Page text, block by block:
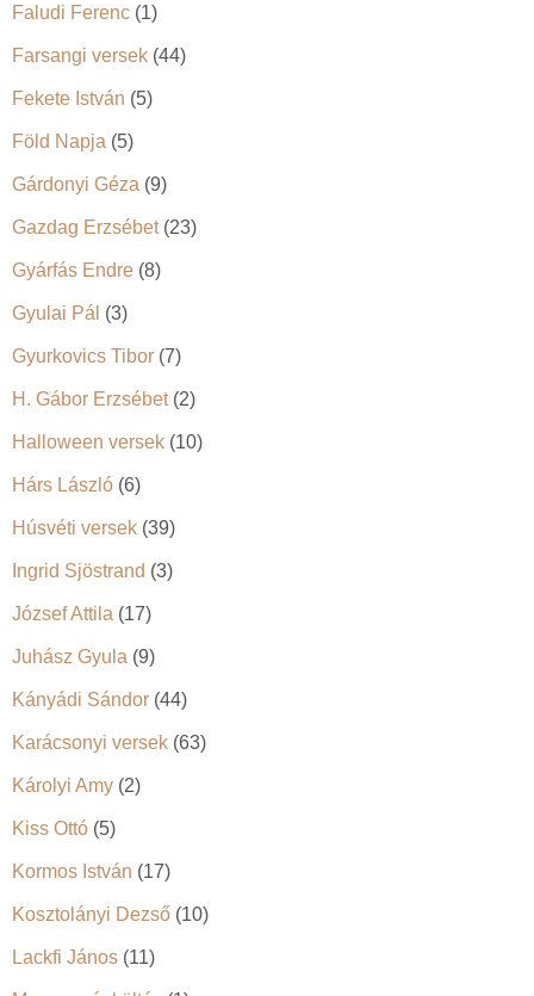
Faludi Ferenc (1)
Farsangi versek (44)
Fekete István (5)
Föld Napja (5)
Gárdonyi Géza (9)
Gazdag Erzsébet(23)
Gyárfás Endre (8)
Gyulai Pál (3)
Gyurkovics Tibor (7)
H. Gábor Erzsébet(2)
Halloween versek (10)
Hárs László (6)
Húsvéti versek (39)
Ingrid Sjöstrand (3)
József Attila (17)
Juhász Gyula (9)
Kányádi Sándor (44)
Karácsonyi versek (63)
Károlyi Amy (2)
Kiss Ottó (5)
Kormos István (17)
Kosztolányi Dezső (10)
Lackfi János (11)